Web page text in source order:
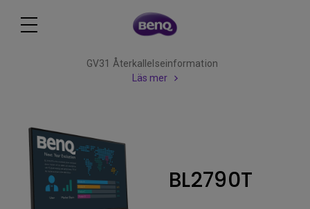
GV31 Återkallelseinformation
Läs mer
BL2790T